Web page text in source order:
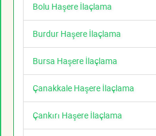
Bolu Haşere İlaçlama
Burdur Haşere İlaçlama
Bursa Haşere İlaçlama
Çanakkale Haşere İlaçlama
Çankırı Haşere İlaçlama